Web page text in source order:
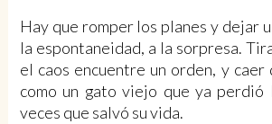
Hay que romper los planes y dejar
la espontaneidad, a la sorpresa.
el caos encuentre un orden, y
como un gato viejo que ya perdió
veces que salvó su vida.